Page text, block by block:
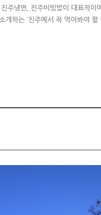
주냉면, 진주비빔밥이 대표적
하는 ‘진주에서 꼭 먹어봐야 할